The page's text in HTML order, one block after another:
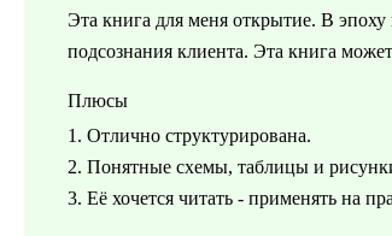
Эта книга для меня открытие. В
подсознания клиента. Эта книга
Плюсы
1. Отлично структурирована.
2. Понятные схемы, таблицы и
3. Её хочется читать - применять на